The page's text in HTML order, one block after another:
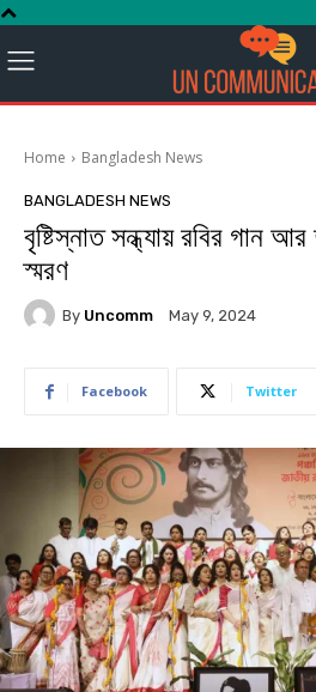
Home Bangladesh News
BANGLADESH NEWS
বৃষ্টিস্নাত সন্ধ্যায় রবির গান
স্মরণ
By Uncomm May 9, 2024
Facebook Twitter